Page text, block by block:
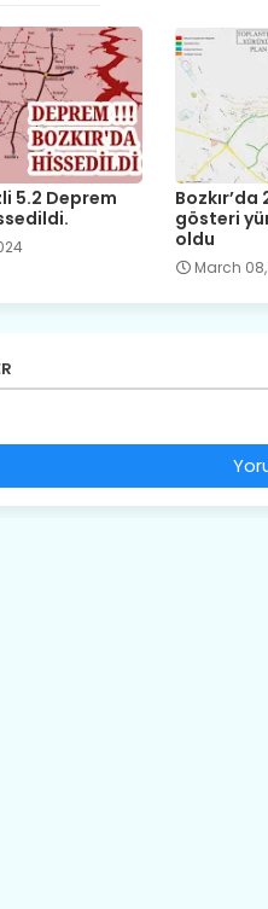
5.2 Deprem
Bozkır’da
gösteri
oldu
March